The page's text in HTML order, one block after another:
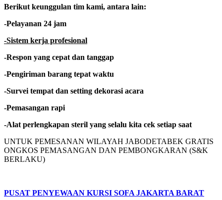
Berikut keunggulan tim kami, antara lain:
-Pelayanan 24 jam
-Sistem kerja profesional
-Respon yang cepat dan tanggap
-Pengiriman barang tepat waktu
-Survei tempat dan setting dekorasi acara
-Pemasangan rapi
-Alat perlengkapan steril yang selalu kita cek setiap saat
UNTUK PEMESANAN WILAYAH JABODETABEK GRATIS
ONGKOS PEMASANGAN DAN PEMBONGKARAN (S&K
BERLAKU)
PUSAT PENYEWAAN KURSI SOFA JAKARTA BARAT